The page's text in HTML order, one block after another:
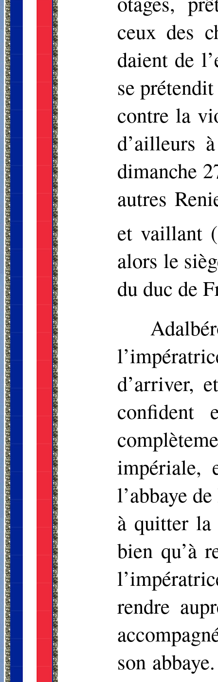
ceux des
daient de
se
contre la
d’ailleurs
dimanche
autres
et vaillant
alors le
du duc de
d’arriver,
confident
impériale,
l’abbaye
à quitter la
bien qu’à
rendre
son